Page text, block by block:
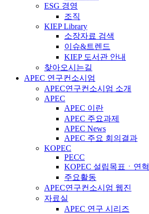
ESG 경영
조직
KIEP Library
소장자료 검색
이슈&트렌드
KIEP 도서관 안내
찾아오시는길
APEC 연구컨소시엄
APEC연구컨소시엄 소개
APEC
APEC 이란
APEC 주요과제
APEC News
APEC 주요 회의결과
KOPEC
PECC
KOPEC 설립목표ㆍ연혁
주요활동
APEC연구컨소시엄 웹진
자료실
APEC 연구 시리즈